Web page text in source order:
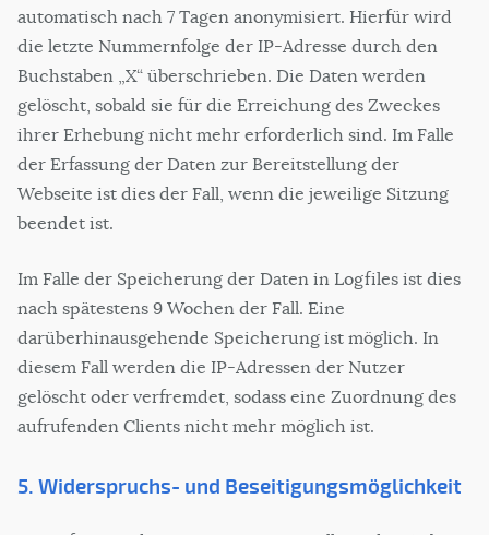
automatisch nach 7 Tagen anonymisiert. Hierfür wird
die letzte Nummernfolge der IP-Adresse durch den
Buchstaben „X“ überschrieben. Die Daten werden
gelöscht, sobald sie für die Erreichung des Zweckes
ihrer Erhebung nicht mehr erforderlich sind. Im Falle
der Erfassung der Daten zur Bereitstellung der
Webseite ist dies der Fall, wenn die jeweilige Sitzung
beendet ist.
Im Falle der Speicherung der Daten in Logfiles ist dies
nach spätestens 9 Wochen der Fall. Eine
darüberhinausgehende Speicherung ist möglich. In
diesem Fall werden die IP-Adressen der Nutzer
gelöscht oder verfremdet, sodass eine Zuordnung des
aufrufenden Clients nicht mehr möglich ist.
5. Widerspruchs- und Beseitigungsmöglichkeit